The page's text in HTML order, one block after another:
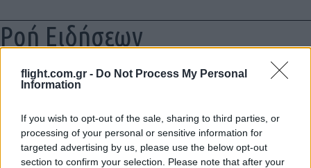
flight.com.gr - Do Not Process My Personal
Information
If you wish to opt-out of the sale, sharing to third parties, or
processing of your personal or sensitive information for
targeted advertising by us, please use the below opt-out
section to confirm your selection. Please note that after your
Ροή Ειδήσεων
Μάχες του Spicheren και του Wörth, ο
γερμανικός στρατός διαλύει τους
Γάλλους